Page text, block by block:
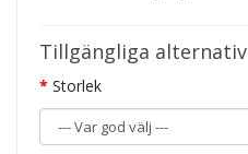
Tillgängliga alternativ
Storlek